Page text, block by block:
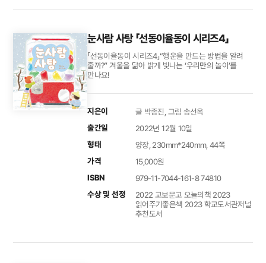
눈사람 사탕 「선동이율동이 시리즈4」
「선동이율동이 시리즈4」“행운을 만드는 방법을 알려
줄까?” 겨울을 닮아 밝게 빛나는 ‘우리만의 놀이’를
만나요!
지은이 글 박종진, 그림 송선옥
출간일 2022년 12월 10일
형태 양장, 230mm*240mm, 44쪽
가격 15,000원
ISBN 979-11-7044-161-8 74810
수상 및 선정
2022 교보문고 오늘의책 2023
읽어주기좋은책 2023 학교도서관저널
추천도서